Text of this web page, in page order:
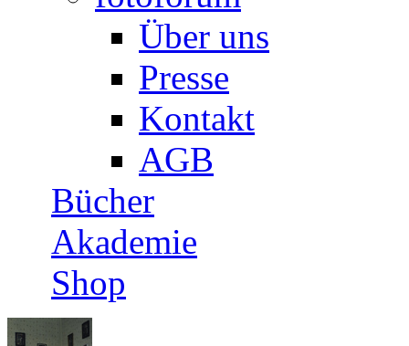
Über uns
Presse
Kontakt
AGB
Bücher
Akademie
Shop